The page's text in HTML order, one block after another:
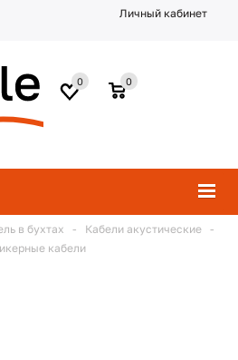
Личный кабинет
0
0
в бухтах - Кабели акустические
-
кабели